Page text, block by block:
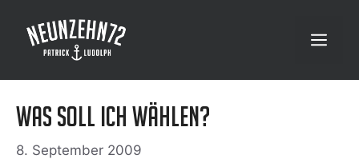
Inhalt
springen
Menü
Was soll ich wählen?
8. September 2009